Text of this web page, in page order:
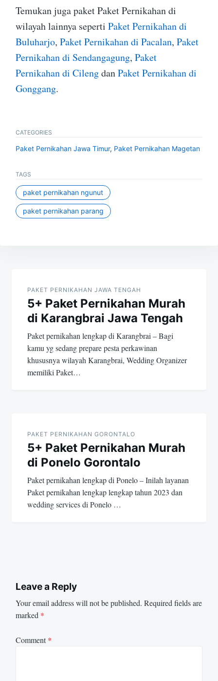
Temukan juga paket Paket Pernikahan di
wilayah lainnya seperti Paket Pernikahan di
Buluharjo, Paket Pernikahan di Pacalan, Paket
Pernikahan di Sendangagung, Paket
Pernikahan di CilengdanPaket Pernikahan di
Gonggang.
CATEGORIES
Paket Pernikahan Jawa Timur, Paket Pernikahan Magetan
TAGS
paket pernikahan ngunut
paket pernikahan parang
navigation
PAKET PERNIKAHAN JAWA TENGAH
5+ Paket Pernikahan Murah
di Karangbrai Jawa Tengah
Paket pernikahan lengkap di Karangbrai – Bagi
kamu yg sedang prepare pesta perkawinan
khususnya wilayah Karangbrai, Wedding Organizer
memiliki Paket…
PAKET PERNIKAHAN GORONTALO
5+ Paket Pernikahan Murah
di Ponelo Gorontalo
Paket pernikahan lengkap di Ponelo – Inilah layanan
Paket pernikahan lengkap lengkap tahun 2023 dan
wedding services di Ponelo …
Leave a Reply
Your email address will not be published. Required fields are
marked *
Comment*